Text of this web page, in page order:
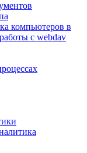
компьютеров в
с webdav